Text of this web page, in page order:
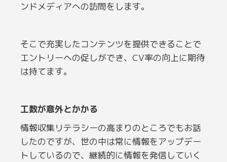
ンドメディアへの訪問をします。
そこで充実したコンテンツを提供できることで
エントリーへの促しができ、CV率の向上に期待
は持てます。
工数が意外とかかる
情報収集リテラシーの高まりのところでもお話
したのですが、世の中は常に情報をアップデー
トしているので、継続的に情報を発信していく